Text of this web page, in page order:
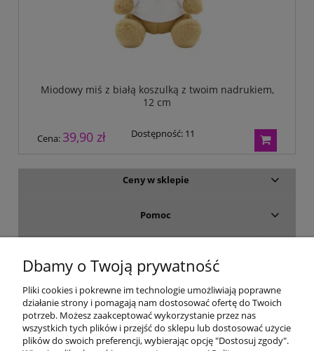
Miodowy miś z białą koszulką z twoim nadrukiem,
12 cm
Cena: 39,90 zł Dostępność: 11
Ceny w sklepie
Pomoc
Moje konto
Gwarancja i zwroty
Dbamy o Twoją prywatność
Pliki cookies i pokrewne im technologie umożliwiają poprawne
działanie strony i pomagają nam dostosować ofertę do Twoich
potrzeb. Możesz zaakceptować wykorzystanie przez nas
wszystkich tych plików i przejść do sklepu lub dostosować użycie
plików do swoich preferencji, wybierając opcję "Dostosuj zgody".